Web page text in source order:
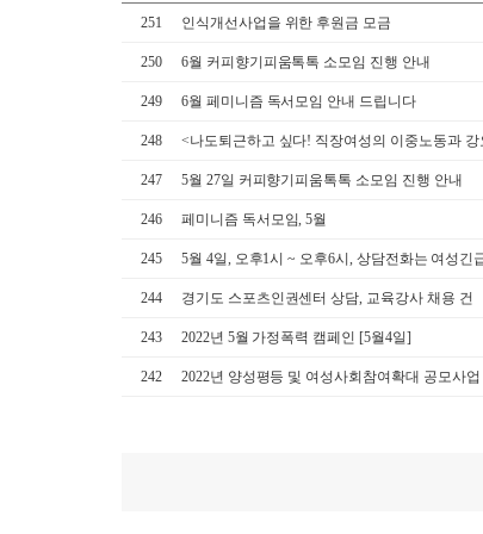
251 인식개선사업을 위한 후원금 모금
250 6월 커피향기피움톡톡 소모임 진행 안내
249 6월 페미니즘 독서모임 안내 드립니다
248 <나도퇴근하고 싶다! 직장여성의 이중노동과
247 5월 27일 커피향기피움톡톡 소모임 진행 안내
246 페미니즘 독서모임, 5월
245 5월 4일, 오후1시 ~ 오후6시, 상담전화는 여성긴
244 경기도 스포츠인권센터 상담, 교육강사 채용 건
243 2022년 5월 가정폭력 캠페인 [5월4일]
242 2022년 양성평등 및 여성사회참여확대 공모사